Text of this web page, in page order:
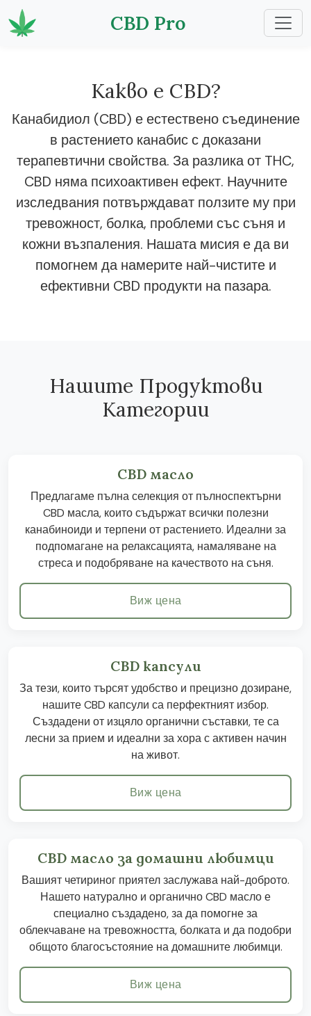
CBD Pro
Какво е CBD?
Канабидиол (CBD) е естествено съединение
в растението канабис с доказани
терапевтични свойства. За разлика от THC,
CBD няма психоактивен ефект. Научните
изследвания потвърждават ползите му при
тревожност, болка, проблеми със съня и
кожни възпаления. Нашата мисия е да ви
помогнем да намерите най-чистите и
ефективни CBD продукти на пазара.
Нашите Продуктови
Категории
CBD масло
Предлагаме пълна селекция от пълноспектърни
CBD масла, които съдържат всички полезни
канабиноиди и терпени от растението. Идеални за
подпомагане на релаксацията, намаляване на
стреса и подобряване на качеството на съня.
Виж цена
CBD капсули
За тези, които търсят удобство и прецизно дозиране,
нашите CBD капсули са перфектният избор.
Създадени от изцяло органични съставки, те са
лесни за прием и идеални за хора с активен начин
на живот.
Виж цена
CBD масло за домашни любимци
Вашият четириног приятел заслужава най-доброто.
Нашето натурално и органично CBD масло е
специално създадено, за да помогне за
облекчаване на тревожността, болката и да подобри
общото благосъстояние на домашните любимци.
Виж цена